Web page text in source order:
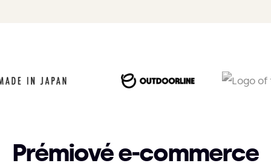
Prémiové e‑commerce